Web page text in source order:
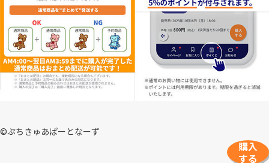
©ぷちきゅあぱーとなーず
購入
する